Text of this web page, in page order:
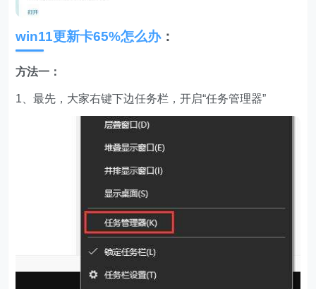
win11更新卡65%怎么办：
方法一：
1、最先，大家右键下边任务栏，开启“任务管理器”